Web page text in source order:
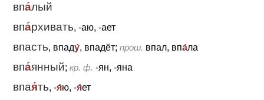
впа́лый
впа́рхивать, -аю, -ает
впасть, впаду́, впадёт; прош. впал, впа́ла
впа́янный; кр. ф. -ян, -яна
впая́ть, -я́ю, -я́ет